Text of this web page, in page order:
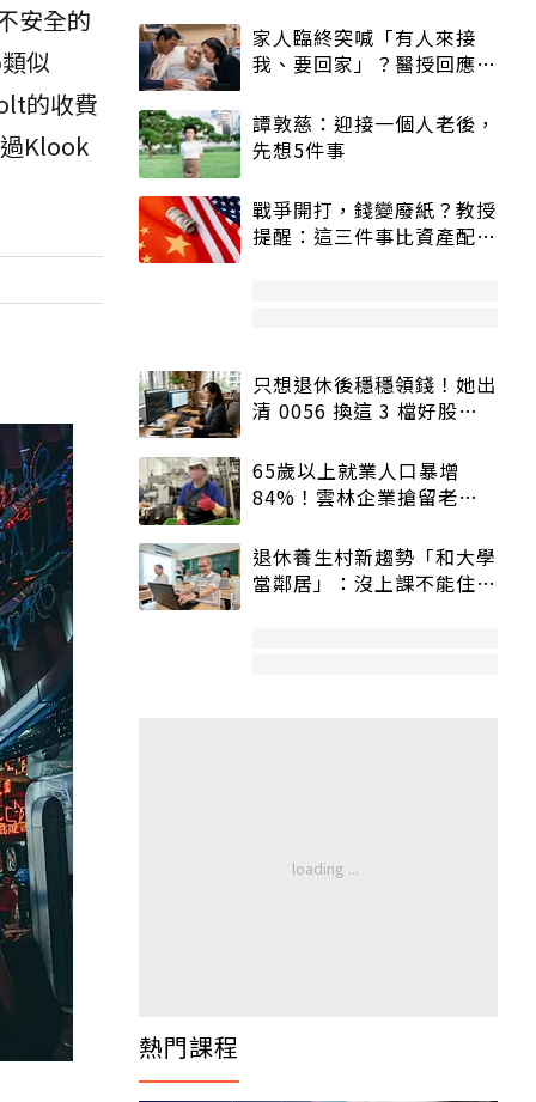
安全的
似
的收費
Klook
家人臨終突喊「有人來接
我、要回家」？醫授回應方
譚敦慈：迎接一個人老後，
先想5件事
戰爭開打，錢變廢紙？教授
提醒：這三件事比資產配置
只想退休後穩穩領錢！她出
清 0056 換這 3 檔好股：
65歲以上就業人口暴增
84%！雲林企業搶留老員
退休養生村新趨勢「和大學
當鄰居」：沒上課不能住、
熱門課程